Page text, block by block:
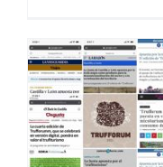
Trufforum
2021 en
diferents
mitjans de